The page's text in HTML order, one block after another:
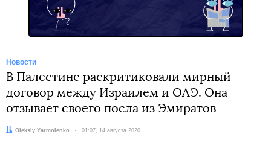
Новости
В Палестине раскритиковали мирный
договор между Израилем и ОАЭ. Она
отзывает своего посла из Эмиратов
Автор:
Oleksiy Yarmolenko Дата:
01:07, 14 августа 2020